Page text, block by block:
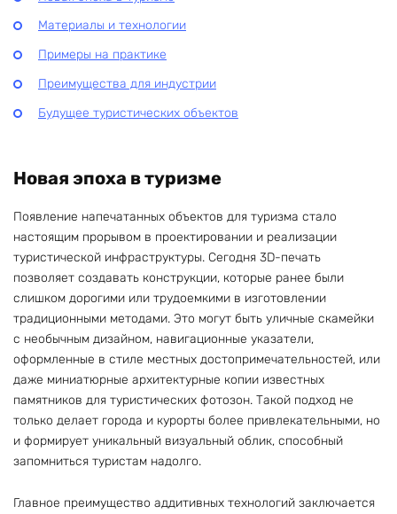
Материалы и технологии
Примеры на практике
Преимущества для индустрии
Будущее туристических объектов
Новая эпоха в туризме
Появление напечатанных объектов для туризма стало
настоящим прорывом в проектировании и реализации
туристической инфраструктуры. Сегодня 3D-печать
позволяет создавать конструкции, которые ранее были
слишком дорогими или трудоемкими в изготовлении
традиционными методами. Это могут быть уличные скамейки
с необычным дизайном, навигационные указатели,
оформленные в стиле местных достопримечательностей, или
даже миниатюрные архитектурные копии известных
памятников для туристических фотозон. Такой подход не
только делает города и курорты более привлекательными, но
и формирует уникальный визуальный облик, способный
запомниться туристам надолго.
Главное преимущество аддитивных технологий заключается